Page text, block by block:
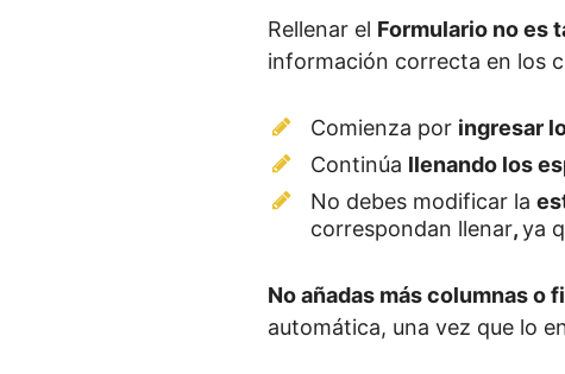
Rellenar el Formulario no es
información correcta en los
Comienza por ingresar
Continúa llenando los
No debes modificar la
correspondan llenar,ya
No añadas más columnas o
automática, una vez que lo